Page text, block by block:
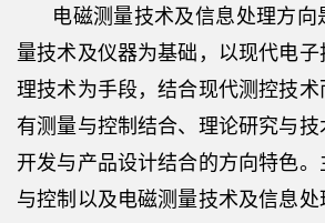
电磁测量技术及信息处理方向
量技术及仪器为基础，以现代电
理技术为手段，结合现代测控技
有测量与控制结合、理论研究与
开发与产品设计结合的方向特色
与控制以及电磁测量技术及信息处